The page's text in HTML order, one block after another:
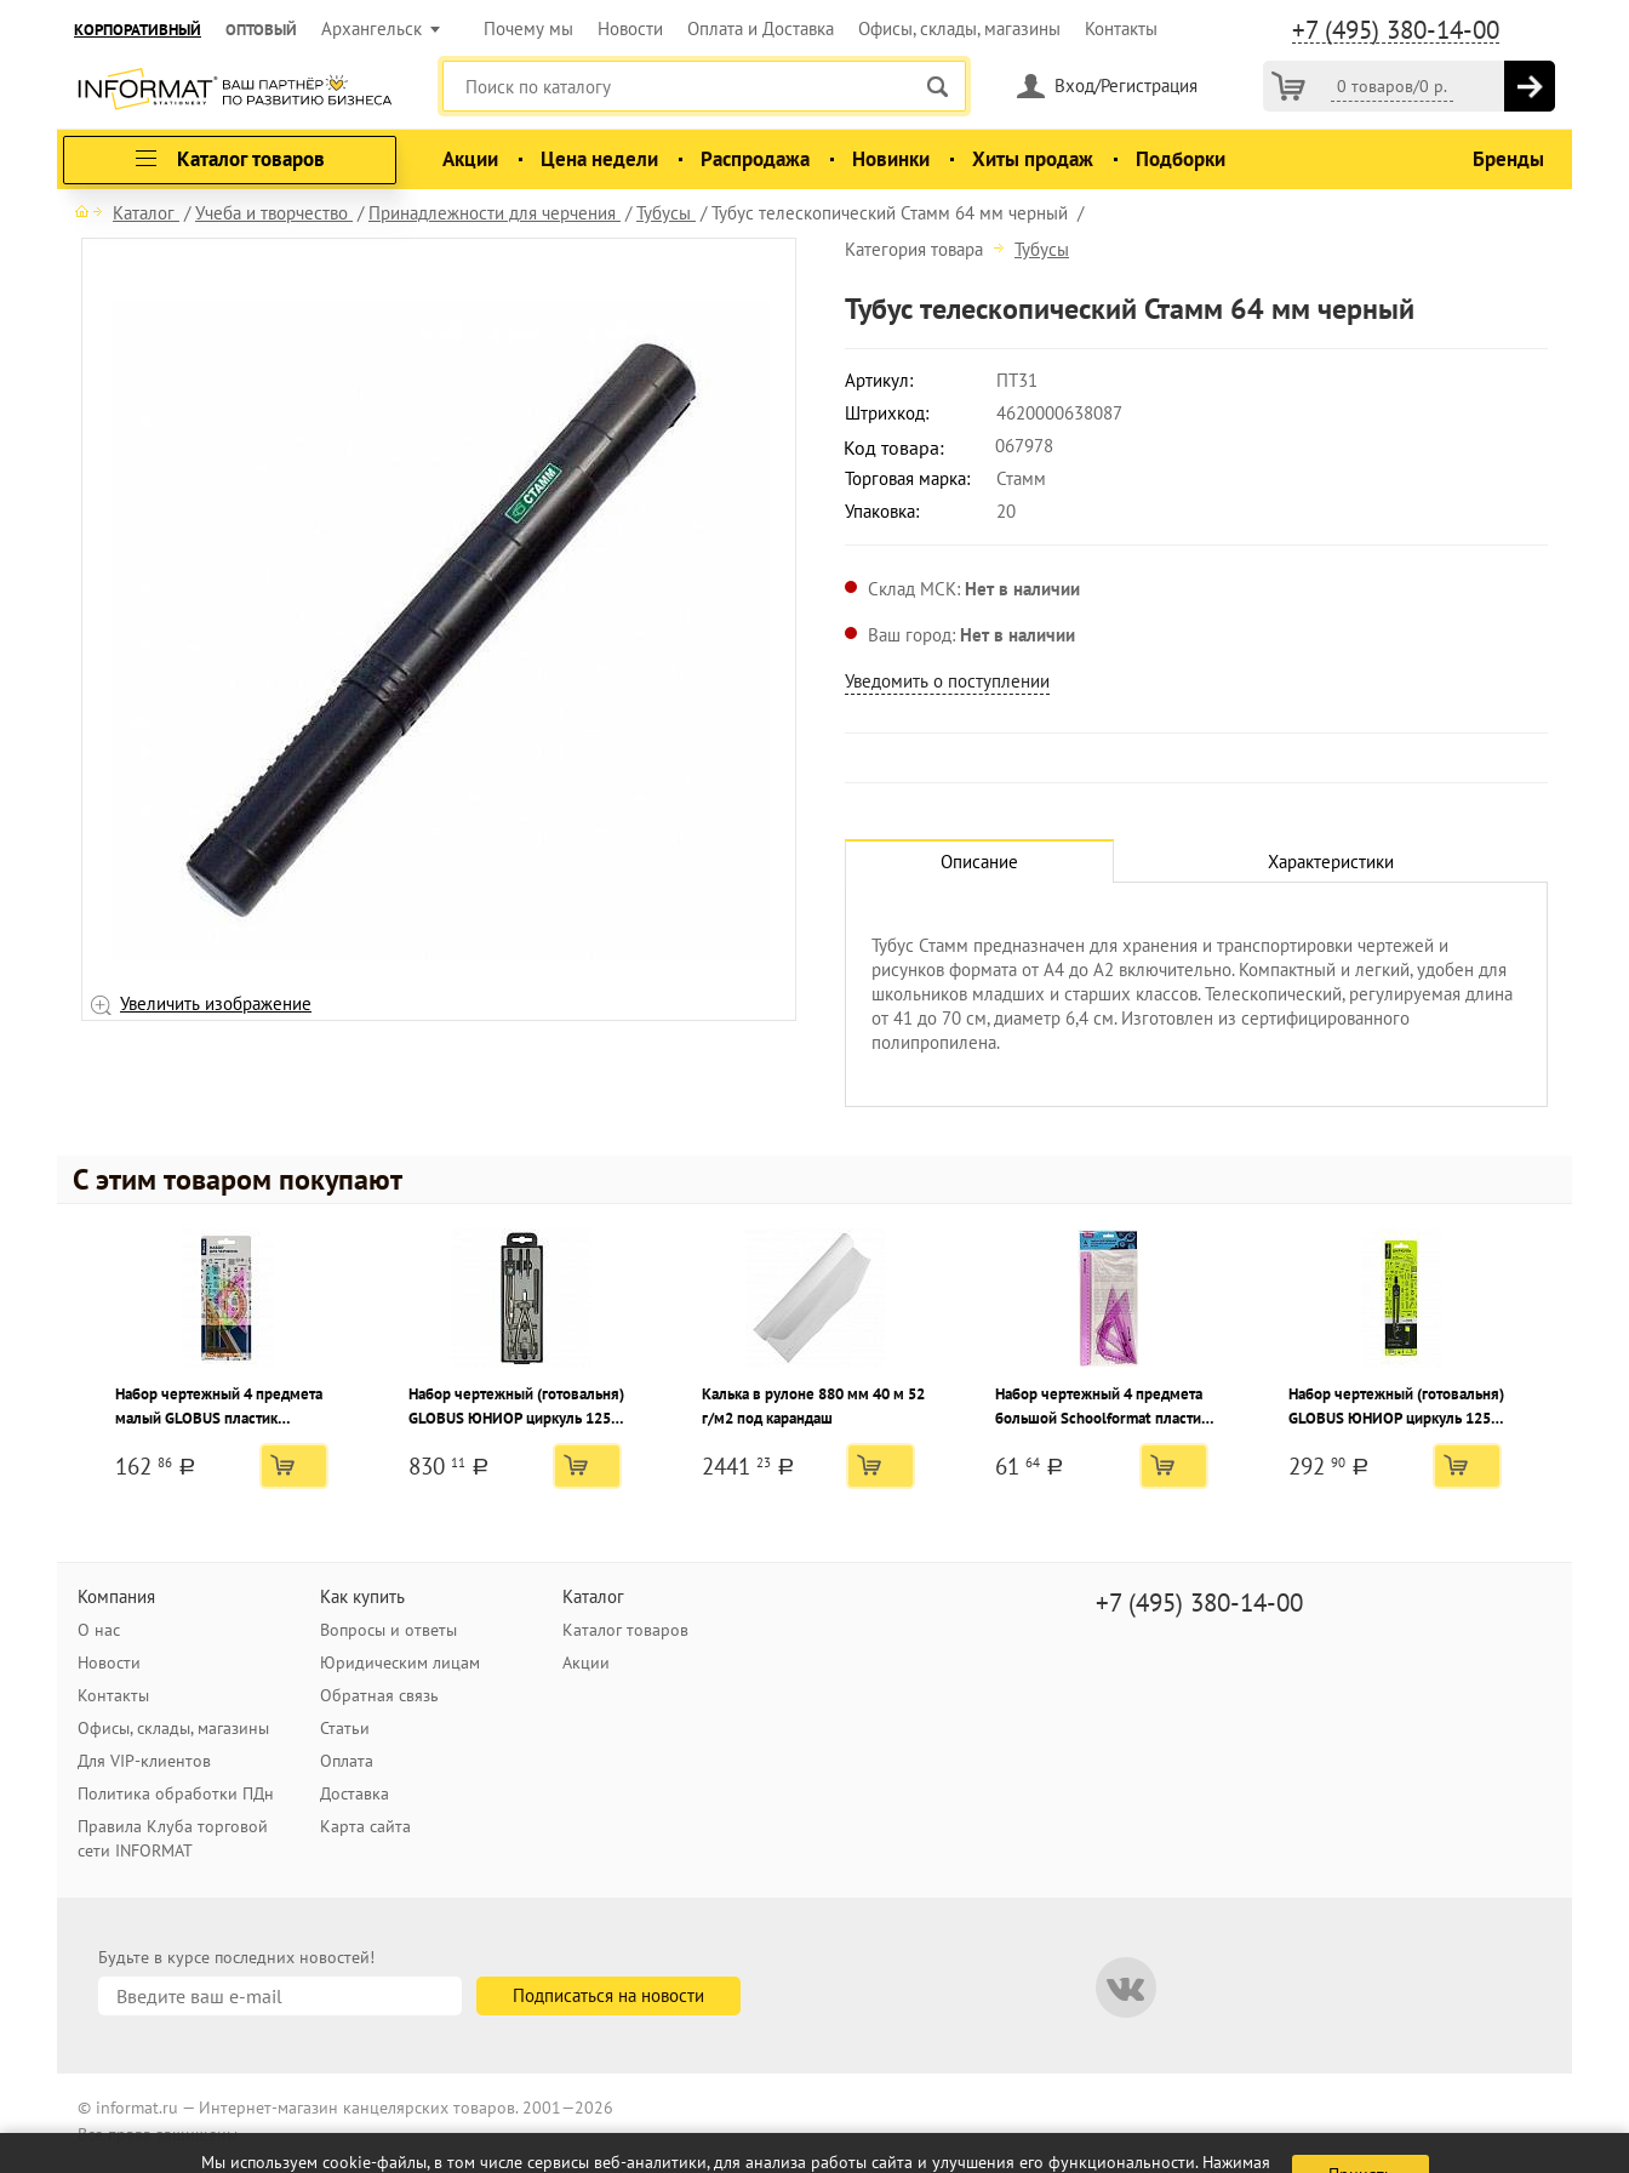
КОРПОРАТИВНЫЙ ОПТОВЫЙ Архангельск +7 (495) 380-14-00
Почему мы Новости Оплата и Доставка Офисы, склады, магазины Контакты
0 товаров/0 р.
Вход/Регистрация
Каталог товаров Акции Цена недели Распродажа Новинки Хиты продаж Подборки Бренды
Каталог Учеба и творчество Принадлежности для черчения Тубусы Тубус телескопический Стамм 64 мм черный
Увеличить изображение
Категория товара Тубусы
Тубус телескопический Стамм 64 мм черный
Артикул:
ПТ31
Штрихкод:
4620000638087
Код товара:
067978
Торговая марка:
Стамм
Упаковка:
20
Склад МСК: Нет в наличии
Ваш город: Нет в наличии
Уведомить о поступлении
Описание Характеристики
Тубус Стамм предназначен для хранения и транспортировки чертежей и
рисунков формата от А4 до А2 включительно. Компактный и легкий, удобен для
школьников младших и старших классов. Телескопический, регулируемая длина
от 41 до 70 см, диаметр 6,4 см. Изготовлен из сертифицированного
полипропилена.
С этим товаром покупают
Набор чертежный 4 предмета
малый GLOBUS пластик
тонированный ассорти, с
европодвесом
162 86 a
Набор чертежный (готовальня)
GLOBUS ЮНИОР циркуль 125
мм металлический черный, 7
предметов, в пластиковом
пенале с европодвесом
830 11 a
Калька в рулоне 880 мм 40 м 52
г/м2 под карандаш
2441 23 a
Набор чертежный 4 предмета
большой Schoolformat пластик
тонированный ассорти, с
европодвесом
61 64 a
Набор чертежный (готовальня)
GLOBUS ЮНИОР циркуль 125
мм металлический черный, 2
предмета, в блистере с
292 90 a
Компания
О нас
Новости
Контакты
Офисы, склады, магазины
Для VIP-клиентов
Политика обработки ПДн
Правила Клуба торговой
сети INFORMAT
Как купить
Вопросы и ответы
Юридическим лицам
Обратная связь
Статьи
Оплата
Доставка
Карта сайта
Каталог
Каталог товаров
Акции
+7 (495) 380-14-00
Будьте в курсе последних новостей!
© informat.ru — Интернет-магазин канцелярских товаров. 2001—2026
Все права защищены
Мы используем cookie-файлы, в том числе сервисы веб-аналитики, для анализа работы сайта и улучшения его функциональности. Нажимая